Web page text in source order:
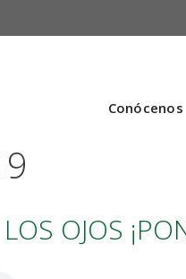
Conócenos
OJOS